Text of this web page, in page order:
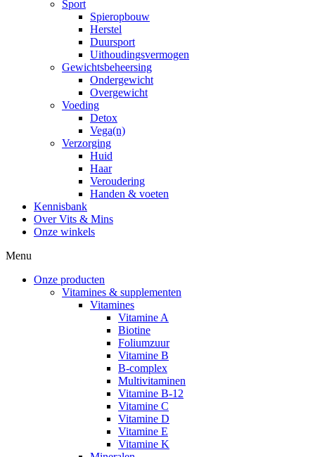
Sport
Spieropbouw
Herstel
Duursport
Uithoudingsvermogen
Gewichtsbeheersing
Ondergewicht
Overgewicht
Voeding
Detox
Vega(n)
Verzorging
Huid
Haar
Veroudering
Handen & voeten
Kennisbank
Over Vits & Mins
Onze winkels
Menu
Onze producten
Vitamines & supplementen
Vitamines
Vitamine A
Biotine
Foliumzuur
Vitamine B
B-complex
Multivitaminen
Vitamine B-12
Vitamine C
Vitamine D
Vitamine E
Vitamine K